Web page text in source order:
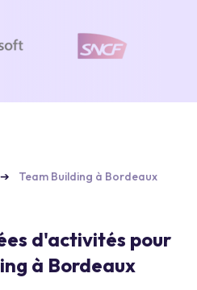
Team Building à Bordeaux
d'activités pour
à Bordeaux